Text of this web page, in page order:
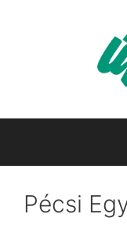
Pécsi